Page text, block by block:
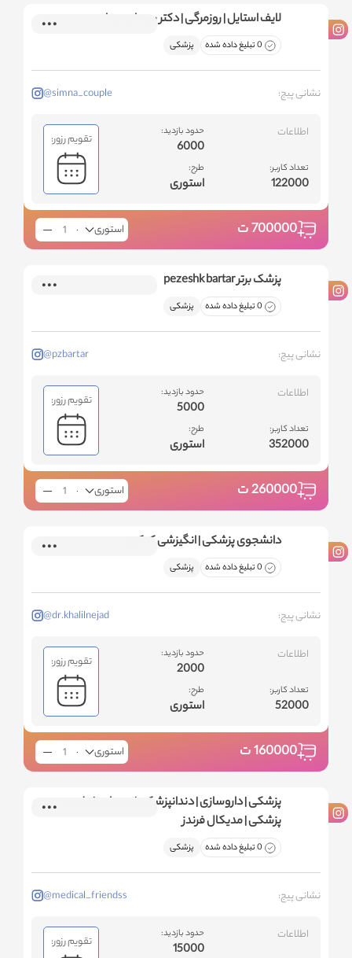
لایف استایل | روزمرگی | دکتر سیما و سینا
0 تبلیغ داده شده پزشکی
نشانی پیج: @simna_couple
اطلاعات
تعداد کاربر:
122000
حدود بازدید:
6000
طرح:
استوری
تقویم رزور:
700000ت استوری
پزشک برتر pezeshk bartar
0 تبلیغ داده شده پزشکی
نشانی پیج: @pzbartar
اطلاعات
تعداد کاربر:
352000
حدود بازدید:
5000
طرح:
استوری
تقویم رزور:
260000ت استوری
دانشجوی پزشکی | انگیزشی کنکور
0 تبلیغ داده شده پزشکی
نشانی پیج: @dr.khalilnejad
اطلاعات
تعداد کاربر:
52000
حدود بازدید:
2000
طرح:
استوری
تقویم رزور:
160000ت استوری
پزشکی | داروسازی | دندانپزشکی | پرستاری | علوم
پزشکی | مدیکال فرندز
0 تبلیغ داده شده پزشکی
نشانی پیج: @medical_friendss
اطلاعات حدود بازدید:
15000 تقویم رزور: